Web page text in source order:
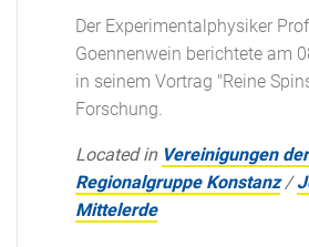
Der Experimentalphysiker
Goennenwein berichtete am
in seinem Vortrag "Reine
Forschung.
Located in Vereinigungen
Regionalgruppe Konstanz /
Mittelerde